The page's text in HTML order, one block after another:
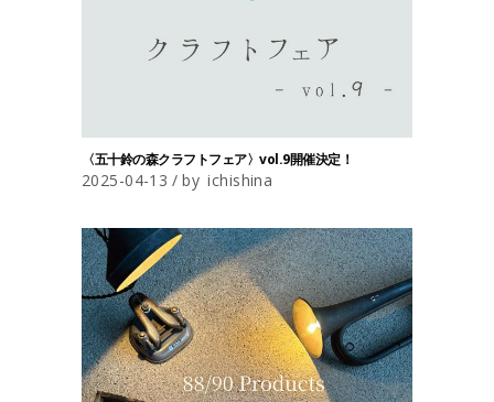
〈五十鈴の森クラフトフェア〉vol.9開催決定！
2025-04-13 by ichishina